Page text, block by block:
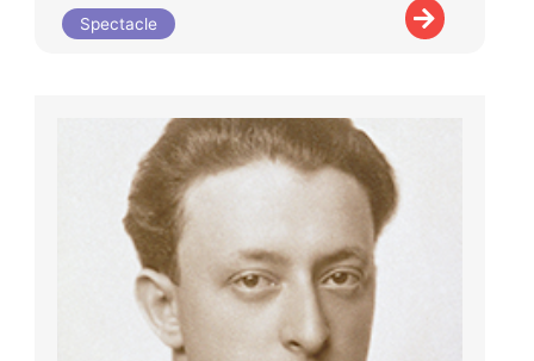
Spectacle